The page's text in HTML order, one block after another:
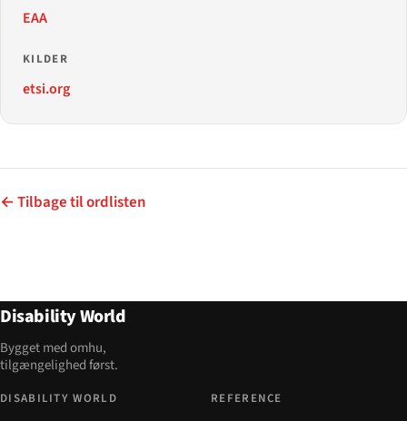
EAA
KILDER
etsi.org
← Tilbage til ordlisten
Disability World
Bygget med omhu,
tilgængelighed først.
DISABILITY WORLD REFERENCE